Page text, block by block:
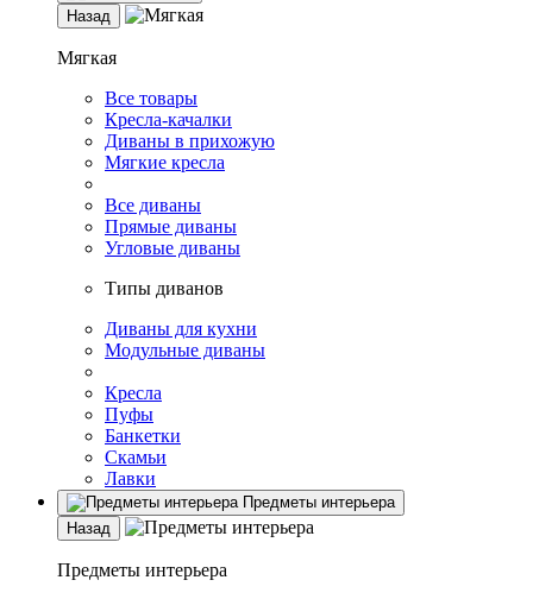
Назад
Мягкая
Все товары
Кресла-качалки
Диваны в прихожую
Мягкие кресла
Все диваны
Прямые диваны
Угловые диваны
Типы диванов
Диваны для кухни
Модульные диваны
Кресла
Пуфы
Банкетки
Скамьи
Лавки
Предметы интерьера
Назад
Предметы интерьера